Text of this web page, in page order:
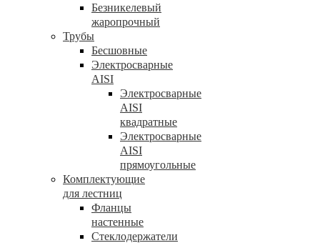
Безникелевый
жаропрочный
Трубы
Бесшовные
Электросварные
AISI
Электросварные
AISI
квадратные
Электросварные
AISI
прямоугольные
Комплектующие
для лестниц
Фланцы
настенные
Стеклодержатели